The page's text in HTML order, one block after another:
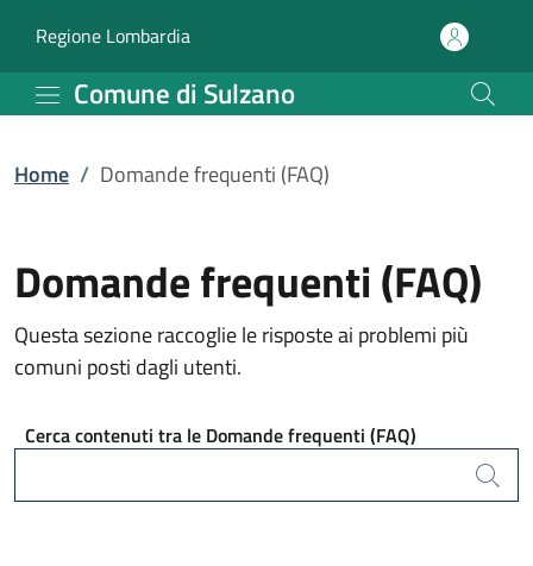
Domande frequenti
Regione Lombardia(apre in un'altra scheda).
Comune di Sulzano
Home / Domande frequenti (FAQ)
Domande frequenti (FAQ)
Questa sezione raccoglie le risposte ai problemi più
comuni posti dagli utenti.
Cerca contenuti tra le Domande frequenti (FAQ)
Cerca